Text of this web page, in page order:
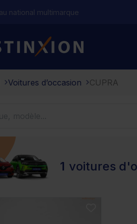
national multimarque
Distinxion
Voitures d’occasion CUPRA
1 voitures